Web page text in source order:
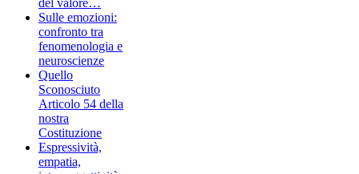
Sulle emozioni:
confronto tra
fenomenologia e
neuroscienze
Quello
Sconosciuto
Articolo 54 della
nostra
Costituzione
Espressività,
empatia,